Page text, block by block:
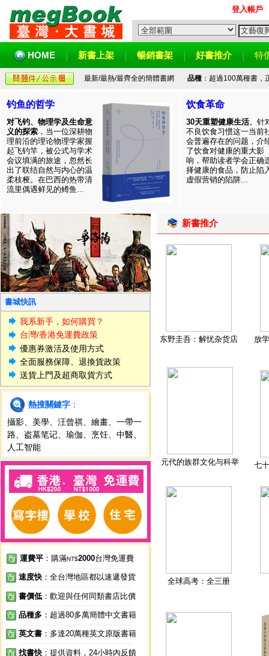
登入帳戶
HOME 新書上架 暢銷書架 好書推介 特
最新/最熱/最齊全的簡體書網 品種：超過100萬種書，
钓鱼的哲学
对飞钓、物理学及生命意
义的探索 ，当一位深耕物
理前沿的理论物理学家握
起飞钓竿，被公式与学术
会议填满的旅途，忽然长
出了联结自然与内心的温
柔枝桠。在巴西的热带清
流里偶遇鲜见的鳟鱼...
饮食革命
30天重塑健康生活。针
不良饮食习惯这一当前
会普遍存在的问题，介
了饮食对健康的重大影
响，帮助读者学会正确
择健康的食品，防止陷
虚假营销的陷阱...
書城快訊
我系新手，如何購買？
台灣/香港免運費政策
優惠券激活及使用方式
全面服務保障、退換貨政策
送貨上門及超商取貨方式
熱搜關鍵字 ：
攝影
美學 汪曾祺 繪畫
一帶一
路
盗墓笔记 瑜伽 烹饪 中醫
人工智能
運費平 ：購滿NT$2000台灣免運費
速度快 ：全台灣地區都以速遞發貨
書價低 ：歡迎與任何同類書店比價
品種多 ：超過80多萬簡體中文書籍
英文書 ：多達20萬種英文原版書籍
找書快 ：提供資料，24小時內反饋
新書推介
东野圭吾：解忧杂货店 放
元代的族群文化与科举 七
全球高考：全三册